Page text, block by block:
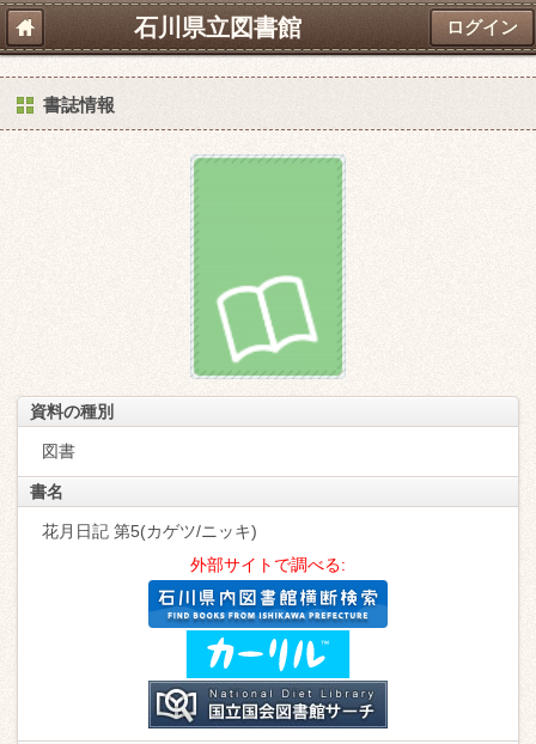
石川県立図書館 ログイン
書誌情報
資料の種別
図書
書名
花月日記 第5(カゲツ/ニッキ)
外部サイトで調べる: